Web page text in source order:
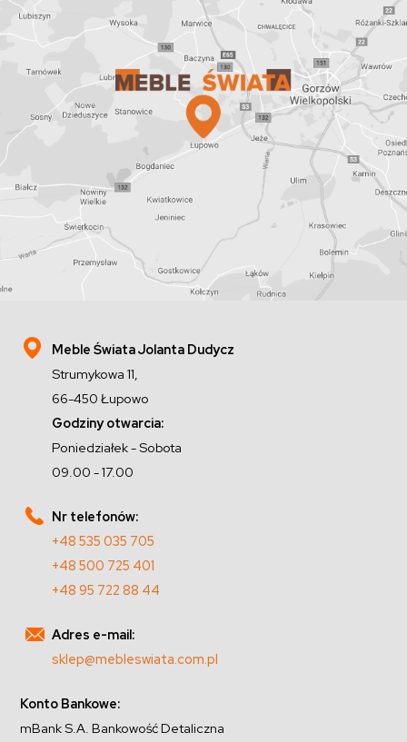
Meble Świata Jolanta Dudycz
Strumykowa 11,
66-450 Łupowo
Godziny otwarcia:
Poniedziałek - Sobota
09.00 - 17.00
Nr telefonów:
+48 535 035 705
+48 500 725 401
+48 95 722 88 44
Adres e-mail:
sklep@mebleswiata.com.pl
Konto Bankowe:
mBank S.A. Bankowość Detaliczna